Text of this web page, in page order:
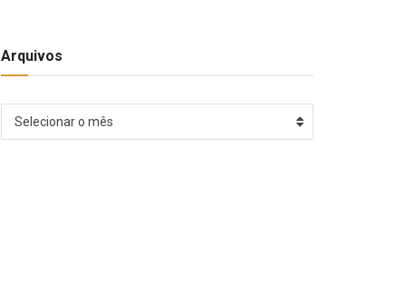
Arquivos
Selecionar o mês